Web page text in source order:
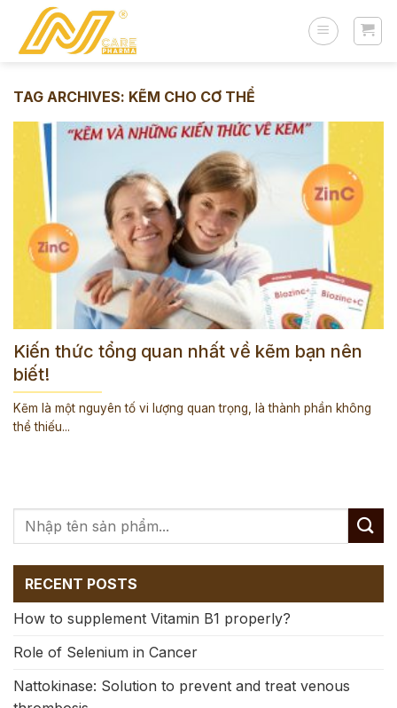
content
TAG ARCHIVES: KẼM CHO CƠ THỂ
Kiến thức tổng quan nhất về kẽm bạn nên
biết!
Kẽm là một nguyên tố vi lượng quan trọng, là thành phần không
thể thiếu...
RECENT POSTS
How to supplement Vitamin B1 properly?
Role of Selenium in Cancer
Nattokinase: Solution to prevent and treat venous